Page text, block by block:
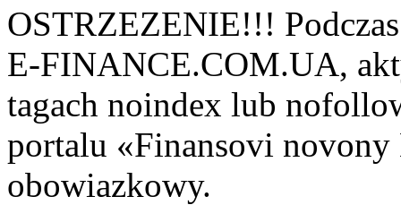
OSTRZEZENIE!!!
E-FINANCE.COM.UA,
tagach noindex lub
portalu «Finansovi
obowiazkowy.